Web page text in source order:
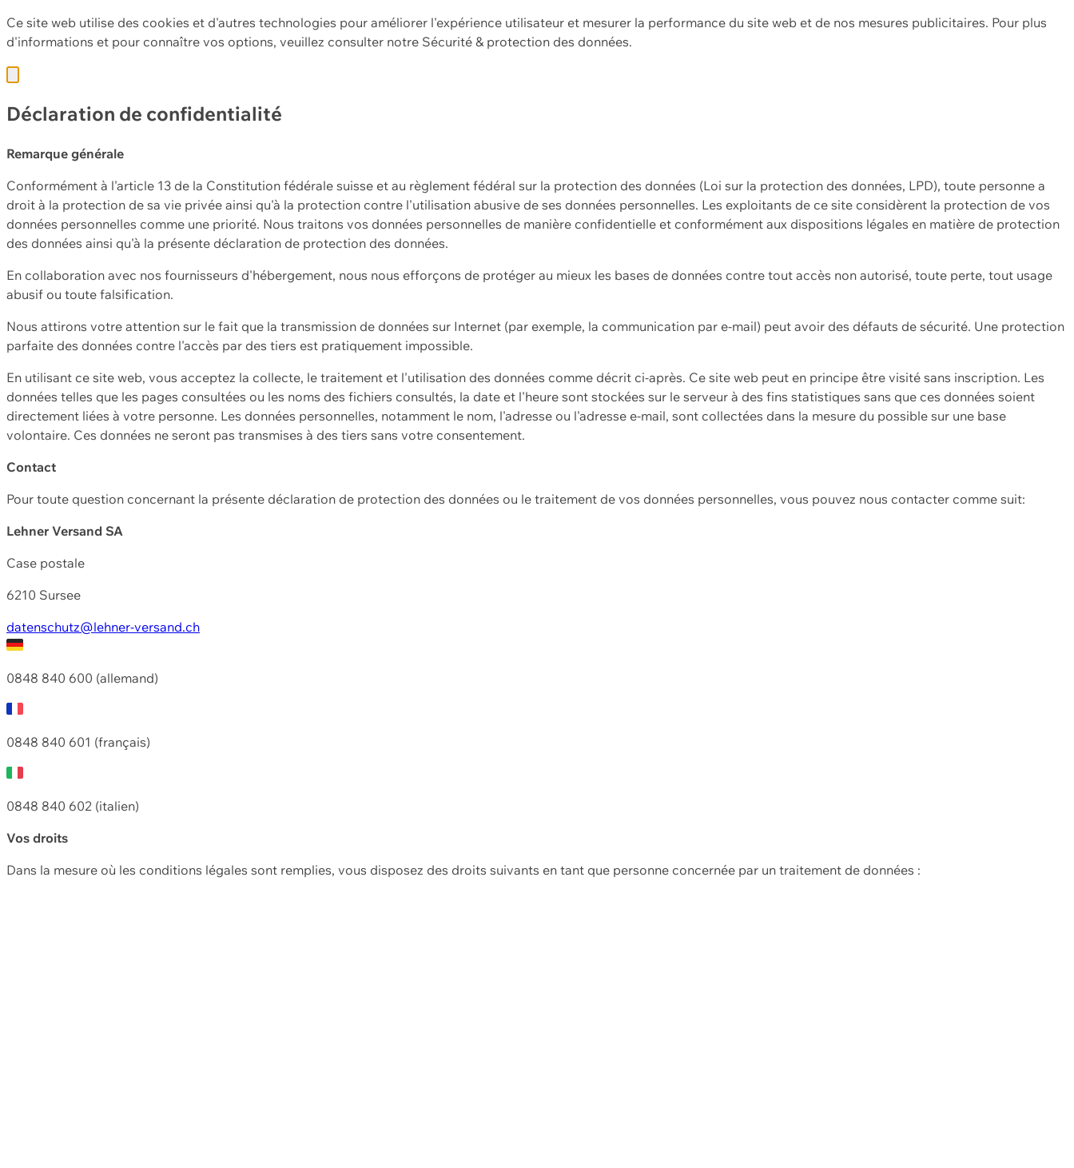
Ce site web utilise des cookies et d'autres technologies pour améliorer l'expérience utilisateur et mesurer la performance du site web et de nos mesures publicitaires. Pour plus
d'informations et pour connaître vos options, veuillez consulter notre Sécurité & protection des données.
Déclaration de confidentialité
Remarque générale
Conformément à l'article 13 de la Constitution fédérale suisse et au règlement fédéral sur la protection des données (Loi sur la protection des données, LPD), toute personne a
droit à la protection de sa vie privée ainsi qu'à la protection contre l'utilisation abusive de ses données personnelles. Les exploitants de ce site considèrent la protection de vos
données personnelles comme une priorité. Nous traitons vos données personnelles de manière confidentielle et conformément aux dispositions légales en matière de protection
des données ainsi qu'à la présente déclaration de protection des données.
En collaboration avec nos fournisseurs d'hébergement, nous nous efforçons de protéger au mieux les bases de données contre tout accès non autorisé, toute perte, tout usage
abusif ou toute falsification.
Nous attirons votre attention sur le fait que la transmission de données sur Internet (par exemple, la communication par e-mail) peut avoir des défauts de sécurité. Une protection
parfaite des données contre l'accès par des tiers est pratiquement impossible.
En utilisant ce site web, vous acceptez la collecte, le traitement et l'utilisation des données comme décrit ci-après. Ce site web peut en principe être visité sans inscription. Les
données telles que les pages consultées ou les noms des fichiers consultés, la date et l'heure sont stockées sur le serveur à des fins statistiques sans que ces données soient
directement liées à votre personne. Les données personnelles, notamment le nom, l'adresse ou l'adresse e-mail, sont collectées dans la mesure du possible sur une base
volontaire. Ces données ne seront pas transmises à des tiers sans votre consentement.
Contact
Pour toute question concernant la présente déclaration de protection des données ou le traitement de vos données personnelles, vous pouvez nous contacter comme suit:
Lehner Versand SA
Case postale
6210 Sursee
datenschutz@lehner-versand.ch
0848 840 600 (allemand)
0848 840 601 (français)
0848 840 602 (italien)
Vos droits
Dans la mesure où les conditions légales sont remplies, vous disposez des droits suivants en tant que personne concernée par un traitement de données :